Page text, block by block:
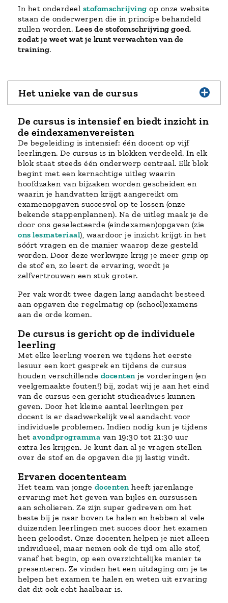
In het onderdeel stofomschrijving op onze website
staan de onderwerpen die in principe behandeld
zullen worden. Lees de stofomschrijving goed,
zodat je weet wat je kunt verwachten van de
training.
Het unieke van de cursus
De cursus is intensief en biedt inzicht in
de eindexamenvereisten
De begeleiding is intensief: één docent op vijf
leerlingen. De cursus is in blokken verdeeld. In elk
blok staat steeds één onderwerp centraal. Elk blok
begint met een kernachtige uitleg waarin
hoofdzaken van bijzaken worden gescheiden en
waarin je handvatten krijgt aangereikt om
examenopgaven succesvol op te lossen (onze
bekende stappenplannen). Na de uitleg maak je de
door ons geselecteerde (eindexamen)opgaven (zie
ons lesmateriaal), waardoor je inzicht krijgt in het
sóórt vragen en de manier waarop deze gesteld
worden. Door deze werkwijze krijg je meer grip op
de stof en, zo leert de ervaring, wordt je
zelfvertrouwen een stuk groter.
Per vak wordt twee dagen lang aandacht besteed
aan opgaven die regelmatig op (school)examens
aan de orde komen.
De cursus is gericht op de individuele
leerling
Met elke leerling voeren we tijdens het eerste
lesuur een kort gesprek en tijdens de cursus
houden verschillende docenten je vorderingen (en
veelgemaakte fouten!) bij, zodat wij je aan het eind
van de cursus een gericht studieadvies kunnen
geven. Door het kleine aantal leerlingen per
docent is er daadwerkelijk veel aandacht voor
individuele problemen. Indien nodig kun je tijdens
het avondprogramma van 19:30 tot 21:30 uur
extra les krijgen. Je kunt dan al je vragen stellen
over de stof en de opgaven die jij lastig vindt.
Ervaren docententeam
Het team van jonge docenten heeft jarenlange
ervaring met het geven van bijles en cursussen
aan scholieren. Ze zijn super gedreven om het
beste bij je naar boven te halen en hebben al vele
duizenden leerlingen met succes door het examen
heen geloodst. Onze docenten helpen je niet alleen
individueel, maar nemen ook de tijd om alle stof,
vanaf het begin, op een overzichtelijke manier te
presenteren. Ze vinden het een uitdaging om je te
helpen het examen te halen en weten uit ervaring
dat dit ook echt haalbaar is.